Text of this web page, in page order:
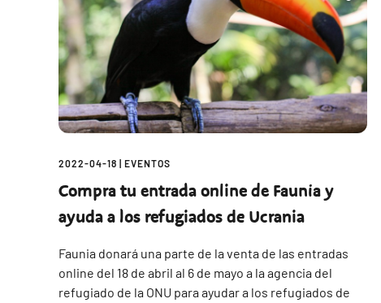
2022-04-18 EVENTOS
Compra tu entrada online de Faunia y
ayuda a los refugiados de Ucrania
Faunia donará una parte de la venta de las entradas
online del 18 de abril al 6 de mayo a la agencia del
refugiado de la ONU para ayudar a los refugiados de